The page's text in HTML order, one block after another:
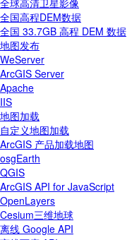
全球高清卫星影像
全国高程DEM数据
全国 33.7GB 高程 DEM 数据
地图发布
WeServer
ArcGIS Server
Apache
IIS
地图加载
自定义地图加载
ArcGIS 产品加载地图
osgEarth
QGIS
ArcGIS API for JavaScript
OpenLayers
Cesium三维地球
离线 Google API